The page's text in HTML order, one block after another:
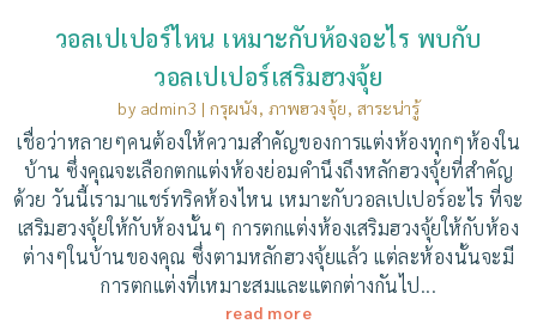
วอลเปเปอร์ไหน เหมาะกับห้องอะไร พบกับ
วอลเปเปอร์เสริมฮวงจุ้ย
by admin3 | กรุผนัง ภาพฮวงจุ้ย สาระน่ารู้
เชื่อว่าหลายๆคนต้องให้ความสำคัญของการแต่งห้องทุกๆห้องใน
บ้าน ซึ่งคุณจะเลือกตกแต่งห้องย่อมคำนึงถึงหลักฮวงจุ้ยที่สำคัญ
ด้วย วันนี้เรามาแชร์ทริคห้องไหน เหมาะกับวอลเปเปอร์อะไร ที่จะ
เสริมฮวงจุ้ยให้กับห้องนั้นๆ การตกแต่งห้องเสริมฮวงจุ้ยให้กับห้อง
ต่างๆในบ้านของคุณ ซึ่งตามหลักฮวงจุ้ยแล้ว แต่ละห้องนั้นจะมี
การตกแต่งที่เหมาะสมและแตกต่างกันไป...
read more